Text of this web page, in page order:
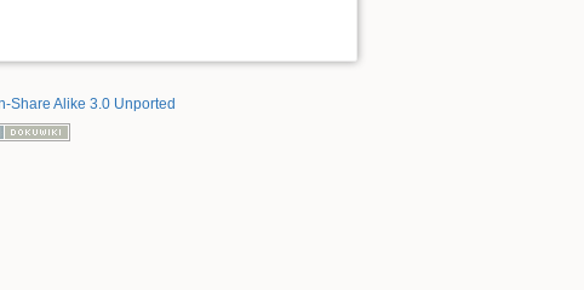
Share Alike 3.0 Unported